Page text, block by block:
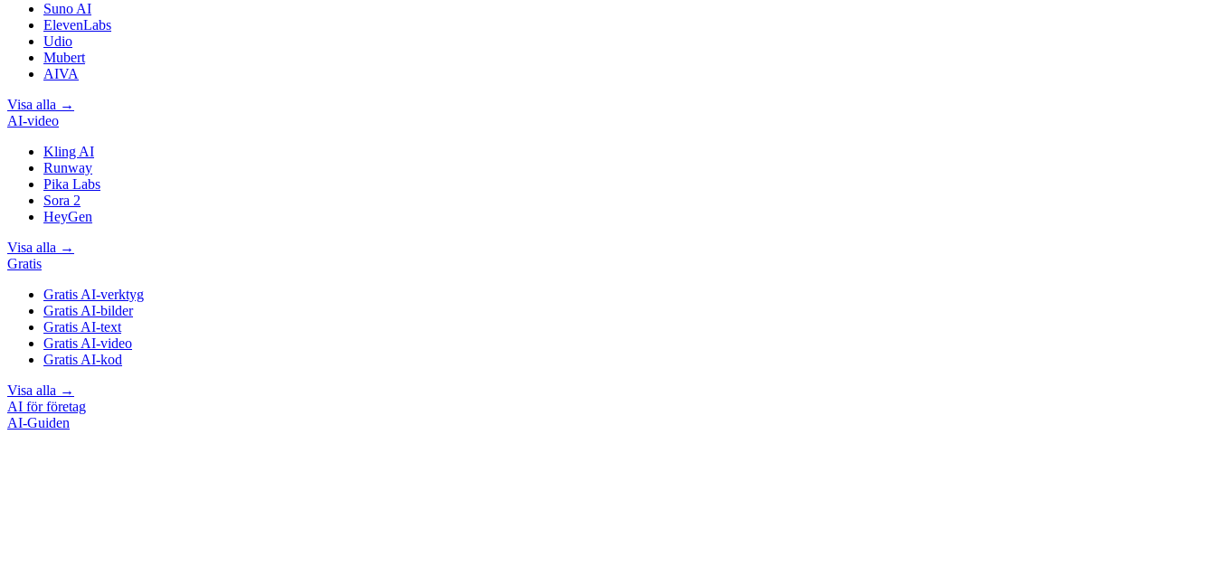
Suno AI
ElevenLabs
Udio
Mubert
AIVA
Visa alla →
AI-video
Kling AI
Runway
Pika Labs
Sora 2
HeyGen
Visa alla →
Gratis
Gratis AI-verktyg
Gratis AI-bilder
Gratis AI-text
Gratis AI-video
Gratis AI-kod
Visa alla →
AI för företag
AI-Guiden